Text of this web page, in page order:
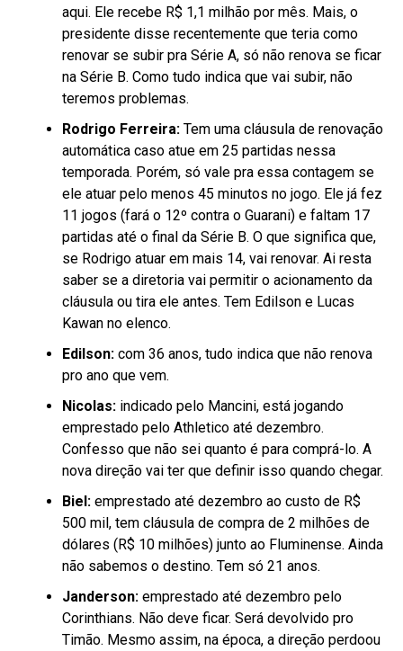
aqui. Ele recebe R$ 1,1 milhão por mês. Mais, o
presidente disse recentemente que teria como
renovar se subir pra Série A, só não renova se ficar
na Série B. Como tudo indica que vai subir, não
teremos problemas.
Rodrigo Ferreira:Tem uma cláusula de renovação
automática caso atue em 25 partidas nessa
temporada. Porém, só vale pra essa contagem se
ele atuar pelo menos 45 minutos no jogo. Ele já fez
11 jogos (fará o 12º contra o Guarani) e faltam 17
partidas até o final da Série B. O que significa que,
se Rodrigo atuar em mais 14, vai renovar. Ai resta
saber se a diretoria vai permitir o acionamento da
cláusula ou tira ele antes. Tem Edilson e Lucas
Kawan no elenco.
Edilson:com 36 anos, tudo indica que não renova
pro ano que vem.
Nicolas: indicado pelo Mancini, está jogando
emprestado pelo Athletico até dezembro.
Confesso que não sei quanto é para comprá-lo. A
nova direção vai ter que definir isso quando chegar.
Biel:emprestado até dezembro ao custo de R$
500 mil, tem cláusula de compra de 2 milhões de
dólares (R$ 10 milhões) junto ao Fluminense. Ainda
não sabemos o destino. Tem só 21 anos.
Janderson:emprestado até dezembro pelo
Corinthians. Não deve ficar. Será devolvido pro
Timão. Mesmo assim, na época, a direção perdoou